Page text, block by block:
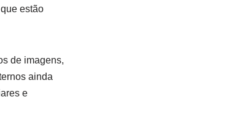
estão
de imagens,
ainda
e